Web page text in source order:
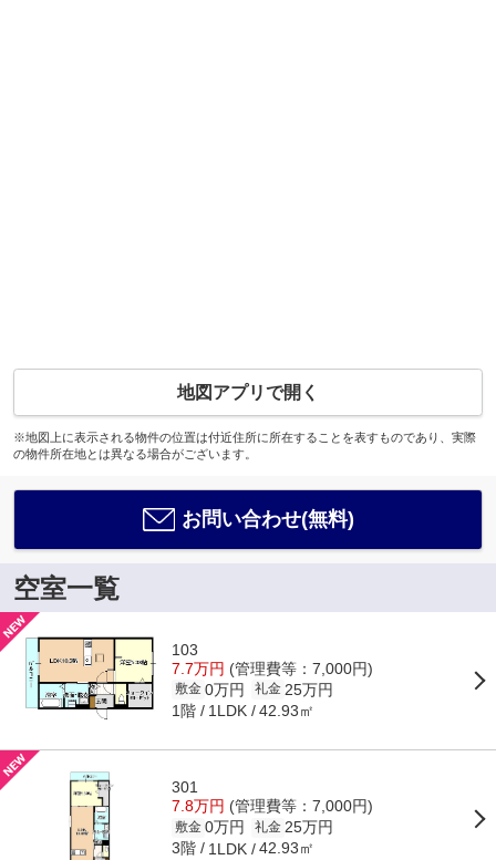
地図アプリで開く
※地図上に表示される物件の位置は付近住所に所在することを表すものであり、実際
の物件所在地とは異なる場合がございます。
お問い合わせ(無料)
空室一覧
103
7.7万円 (管理費等：7,000円)
敷金 0万円 礼金 25万円
1階 1LDK 42.93㎡
301
7.8万円 (管理費等：7,000円)
敷金 0万円 礼金 25万円
3階 1LDK 42.93㎡